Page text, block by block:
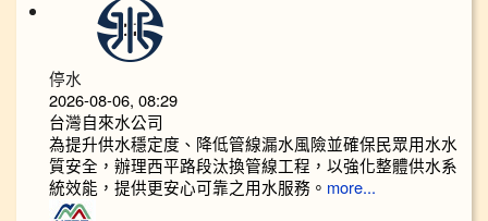
停水
2026-08-06, 08:29
台灣自來水公司
為提升供水穩定度、降低管線漏水風險並確保民眾用水水
質安全，辦理西平路段汰換管線工程，以強化整體供水系
統效能，提供更安心可靠之用水服務。 more...